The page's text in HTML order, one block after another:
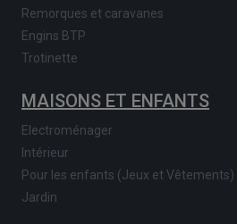
Remorques et caravanes
Engins BTP
Trotinette
MAISONS ET ENFANTS
Electroménager
Intérieur
Pour les enfants (Jeux et Vêtements)
Jardin